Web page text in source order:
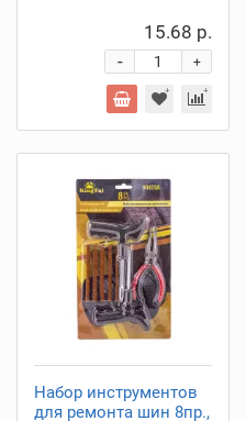
15.68 р.
+
-
Набор инструментов
для ремонта шин 8пр.,